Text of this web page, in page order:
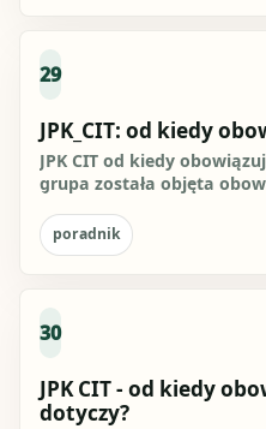
29
JPK_CIT: od kiedy
JPK CIT od kiedy
grupa została objęta
poradnik
30
JPK CIT - od kiedy
dotyczy?